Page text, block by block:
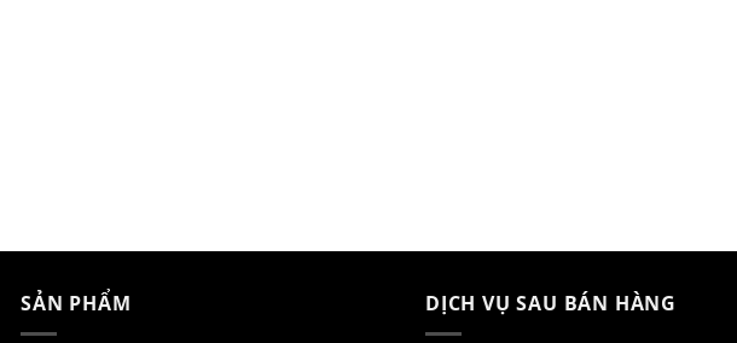
SẢN PHẨM DỊCH VỤ SAU BÁN HÀNG